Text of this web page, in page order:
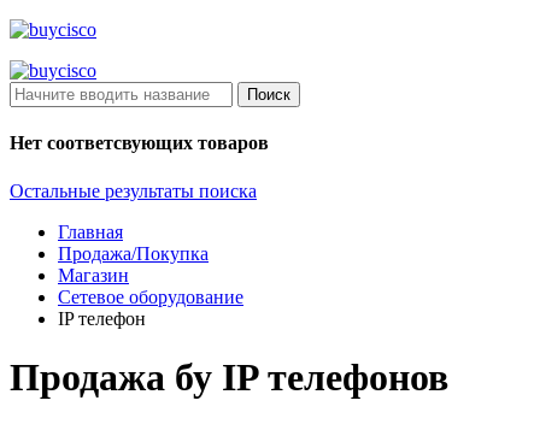
Поиск
Нет соответсвующих товаров
Остальные результаты поиска
Главная
Продажа/Покупка
Магазин
Сетевое оборудование
IP телефон
Продажа бу IP телефонов